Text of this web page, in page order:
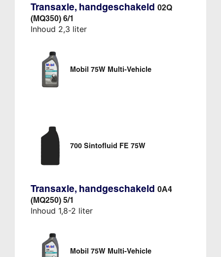
Transaxle, handgeschakeld 02Q
(MQ350) 6/1
Inhoud 2,3 liter
Mobil 75W Multi-Vehicle
700 Sintofluid FE 75W
Transaxle, handgeschakeld 0A4
(MQ250) 5/1
Inhoud 1,8-2 liter
Mobil 75W Multi-Vehicle